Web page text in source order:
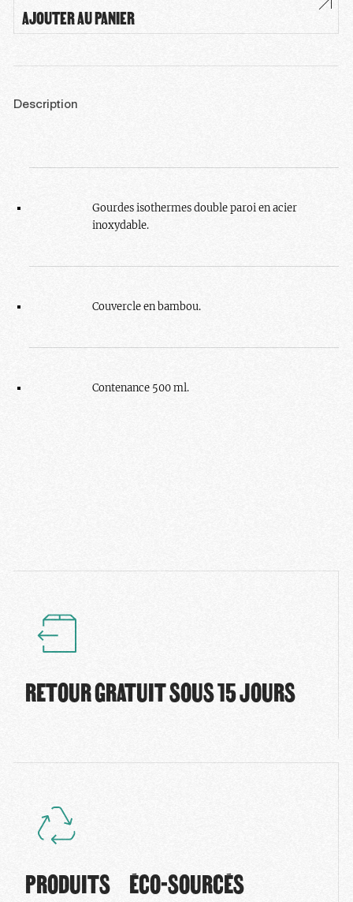
AJOUTER AU PANIER
Description
Gourdes isothermes double paroi en acier
inoxydable.
Couvercle en bambou.
Contenance 500 ml.
RETOUR GRATUIT SOUS 15 JOURS
PRODUITS ÉCO-SOURCÉS